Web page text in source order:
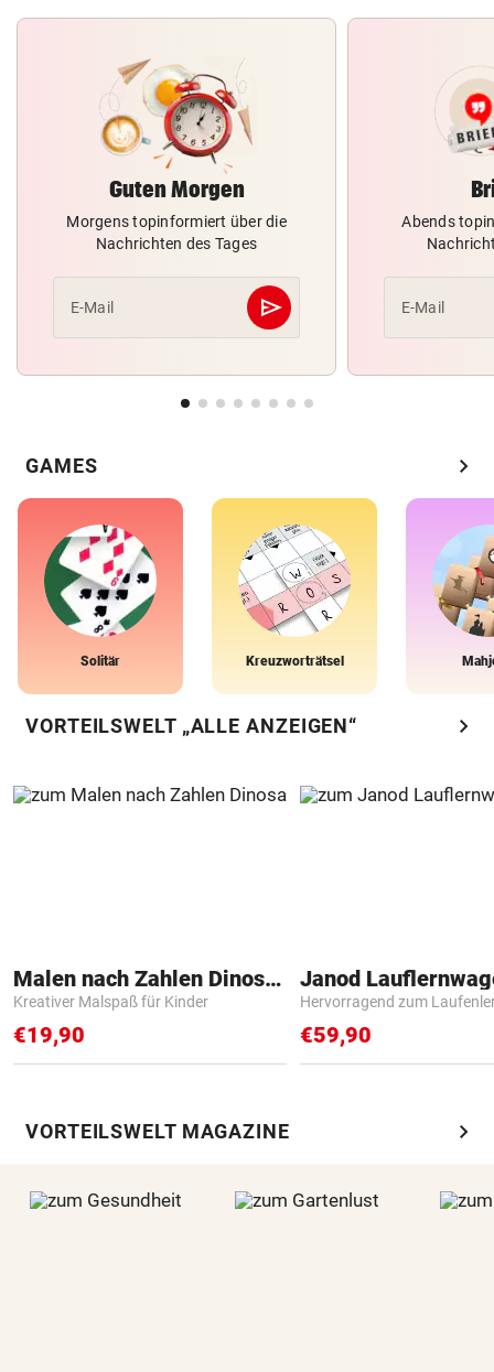
Guten Morgen
Morgens topinformiert über die
Nachrichten des Tages
E-Mail send
Abschicken
Abends
E-Mail
GAMES chevron_right
Solitär Kreuzworträtsel
VORTEILSWELT „ALLE ANZEIGEN“ chevron_right
Malen nach Zahlen Dinosaurier
Kreativer Malspaß für Kinder
€19,90
Janod
Hervorragend zum
€59,90
VORTEILSWELT MAGAZINE chevron_right